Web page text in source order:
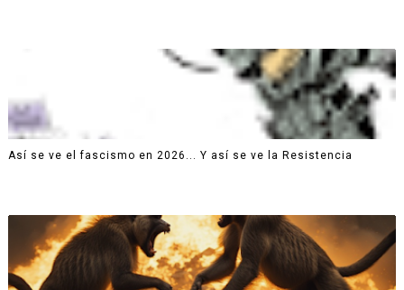
Así se ve el fascismo en 2026... Y así se ve la Resistencia